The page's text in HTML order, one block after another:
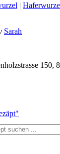
|
Sarah
150,